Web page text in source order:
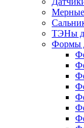
Мерные
ТЭНы
Формы